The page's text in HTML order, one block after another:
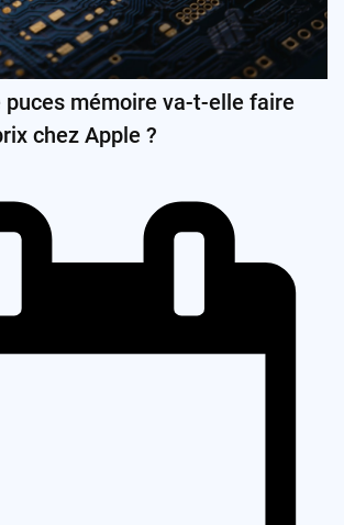
puces mémoire va-t-elle faire
chez Apple ?